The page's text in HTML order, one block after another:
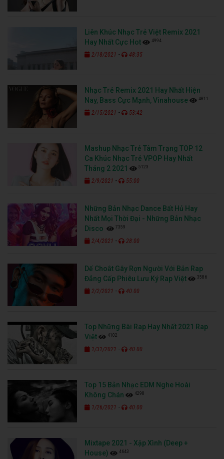
Liên Khúc Nhạc Trẻ Việt Remix 2021
Hay Nhất Cực Hot
4994
2/18/2021 - 48:35
Nhạc Trẻ Remix 2021 Hay Nhất Hiện
Nay, Bass Cực Mạnh, Vinahouse
4811
2/15/2021 - 53:42
Mashup Nhạc Trẻ Tâm Trạng TOP 12
Ca Khúc Nhạc Trẻ VPOP Hay Nhất
Tháng 2 2021
5123
2/9/2021 - 55:00
Những Bản Nhạc Dance Bất Hủ Hay
Nhất Mọi Thời Đại - Những Bản Nhạc
Disco
7359
2/4/2021 - 28:00
Dế Choắt Gây Rợn Người Với Bản Rap
Đẳng Cấp Phiêu Lưu Ký Rap Việt
3586
2/2/2021 - 40:00
Top Những Bài Rap Hay Nhất 2021 Rap
Việt
4102
1/31/2021 - 40:00
Top 15 Bản Nhạc EDM Nghe Hoài
Không Chán
4298
1/26/2021 - 40:00
Mixtape 2021 - Xập Xình (Deep +
House)
4643